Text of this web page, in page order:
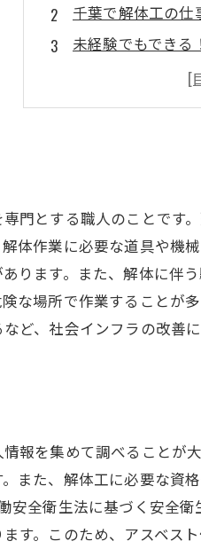
千葉で解体工の仕
未経験でもできる
解体工の仕事の
解体工の仕事で
門とする職人のことです
体作業に必要な道具や機
ります。また、解体に
な場所で作業することが
ど、社会インフラの改善
報を集めて調べることが
また、解体工に必要な資
安全衛生法に基づく安全
す。このため、アスベス